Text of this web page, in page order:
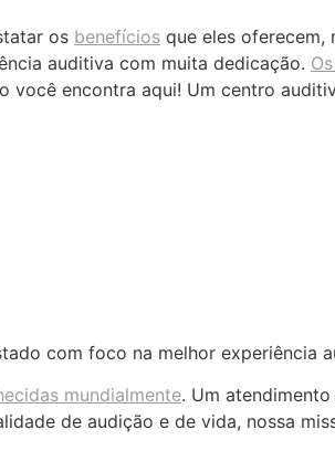
os benefícios que eles oferecem,
auditiva com muita dedicação.
você encontra aqui! Um centro
com foco na melhor experiência
mundialmente. Um
de audição e de vida, nossa